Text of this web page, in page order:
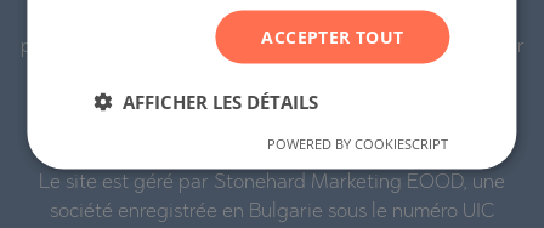
sur ce site sont notre propriété ou celle de nos
partenaires et sont soumis au droit d`auteur, protégé par
Leur utilisation par des tiers est interdite, sauf
Le site est géré par Stonehard Marketing EOOD, une
société enregistrée en Bulgarie sous le numéro UIC
ACCEPTER TOUT
AFFICHER LES DÉTAILS
POWERED BY COOKIESCRIPT